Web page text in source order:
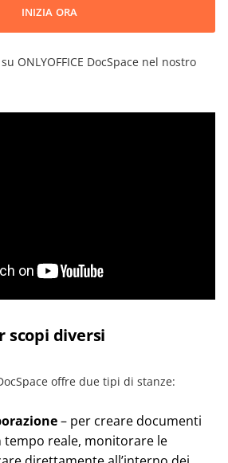
INIZIA ORA
ONLYOFFICE DocSpace nel nostro
scopi diversi
offre due tipi di stanze:
– per creare documenti
tempo reale, monitorare le